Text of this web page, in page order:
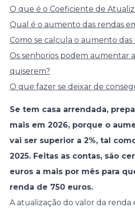
O que é o Coeficiente de
Qual é o aumento das rendas
Como se calcula o aumento das
Os senhorios podem aumentar
quiserem?
O que fazer se deixar de
Se tem casa arrendada,
mais em 2026, porque o
vai ser superior a 2%, tal
2025. Feitas as contas, são
euros a mais por mês para
renda de 750 euros.
A atualização do valor da renda